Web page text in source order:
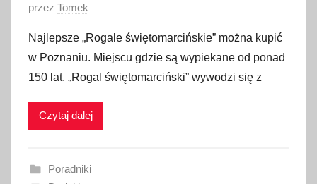
O
u
b
l
i
a
przez Tomek
Najlepsze „Rogale świętomarcińskie” można kupić
w Poznaniu. Miejscu gdzie są wypiekane od ponad
150 lat. „Rogal świętomarciński” wywodzi się z
Czytaj dalej
Poradniki